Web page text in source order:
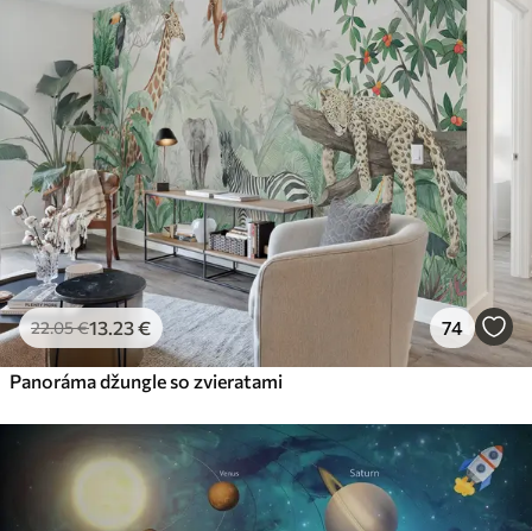
22.05€13 .23€ 74
Panoráma džungle so zvieratami